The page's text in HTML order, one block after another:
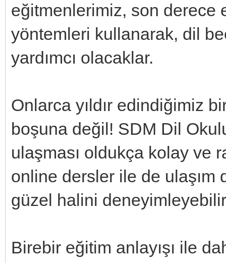
eğitmenlerimiz, son derece
yöntemleri kullanarak, dil
yardımcı olacaklar.
Onlarca yıldır edindiğimiz
boşuna değil! SDM Dil
ulaşması oldukça kolay ve
online dersler ile de
güzel halini
Birebir eğitim anlayışı ile